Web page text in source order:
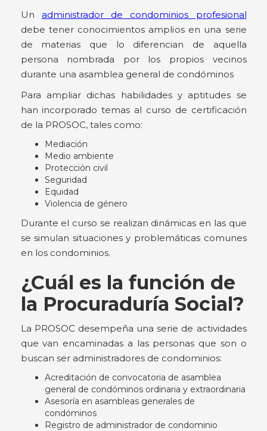
Un administrador de condominios profesional
debe tener conocimientos amplios en una serie
de materias que lo diferencian de aquella
persona nombrada por los propios vecinos
durante una asamblea general de condóminos
Para ampliar dichas habilidades y aptitudes se
han incorporado temas al curso de certificación
de la PROSOC, tales como:
Mediación
Medio ambiente
Protección civil
Seguridad
Equidad
Violencia de género
Durante el curso se realizan dinámicas en las que
se simulan situaciones y problemáticas comunes
en los condominios.
¿Cuál es la función de
la Procuraduría Social?
La PROSOC desempeña una serie de actividades
que van encaminadas a las personas que son o
buscan ser administradores de condominios:
Acreditación de convocatoria de asamblea
general de condóminos ordinaria y extraordinaria
Asesoría en asambleas generales de
condóminos
Registro de administrador de condominio